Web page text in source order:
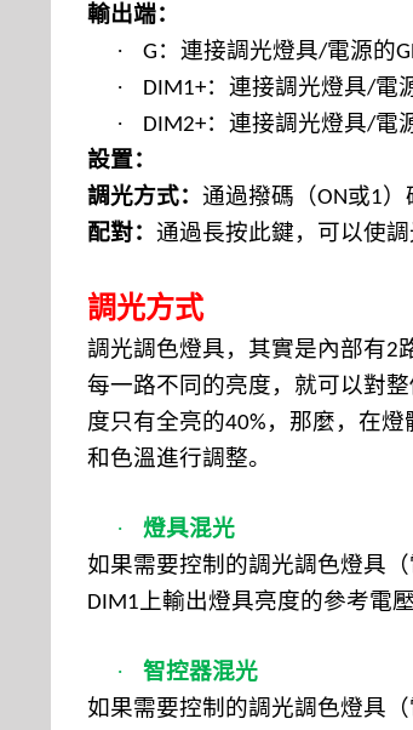
輸出端：
·
G ：連接調光燈具/電源的
·
DIM1+：連接調光燈具/電
·
DIM2+：連接調光燈具/電
設置：
調光方式： 通過撥碼（ON或1）
配對： 通過長按此鍵，可以使
調光方式
調光調色燈具，其實是內部有2
每一路不同的亮度，就可以對
度只有全亮的40% ，那麼，在
和色溫進行調整。
·
燈具混光
如果需要控制的調光調色燈具
DIM1 上輸出燈具亮度的參考電壓
·
智控器混光
如果需要控制的調光調色燈具